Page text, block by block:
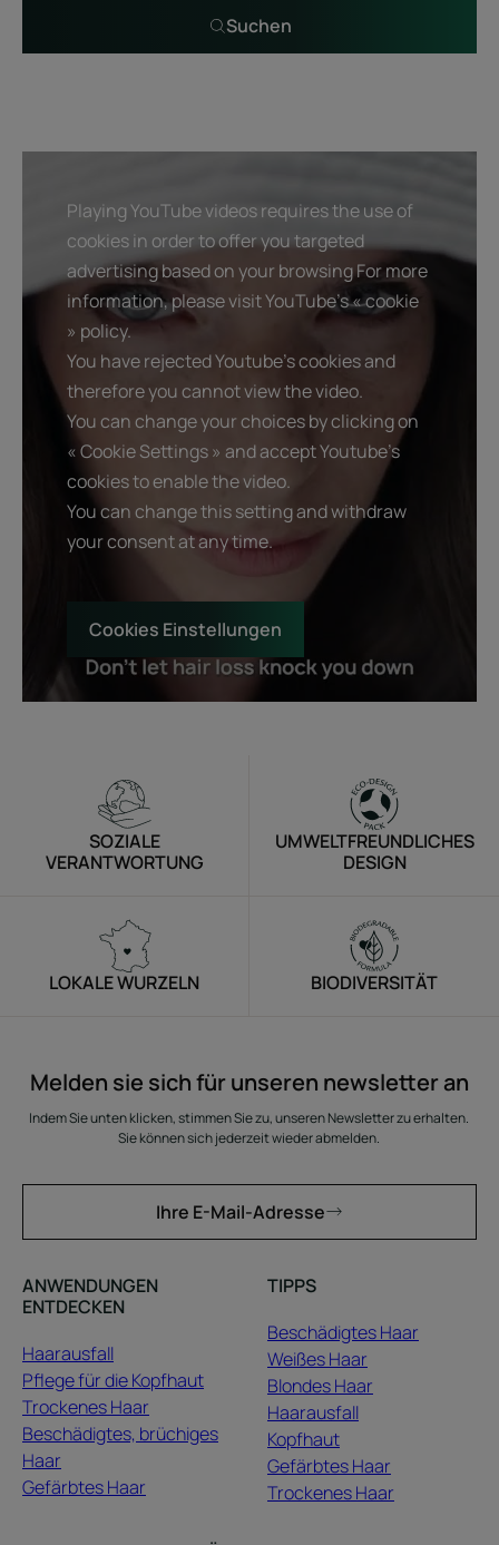
Suchen
Playing YouTube videos requires the use of
cookies in order to offer you targeted
advertising based on your browsing For more
information, please visit YouTube's « cookie
» policy.
You have rejected Youtube's cookies and
therefore you cannot view the video.
You can change your choices by clicking on
« Cookie Settings » and accept Youtube's
cookies to enable the video.
You can change this setting and withdraw
your consent at any time.
Cookies Einstellungen
SOZIALE
VERANTWORTUNG
UMWELTFREUNDLICHES
DESIGN
LOKALE WURZELN BIODIVERSITÄT
Melden sie sich für unseren newsletter an
Indem Sie unten klicken, stimmen Sie zu, unseren Newsletter zu erhalten.
Sie können sich jederzeit wieder abmelden.
Ihre E-Mail-Adresse
ANWENDUNGEN
ENTDECKEN
Haarausfall
Pflege für die Kopfhaut
Trockenes Haar
Beschädigtes, brüchiges
Haar
Gefärbtes Haar
TIPPS
Beschädigtes Haar
Weißes Haar
Blondes Haar
Haarausfall
Kopfhaut
Gefärbtes Haar
Trockenes Haar